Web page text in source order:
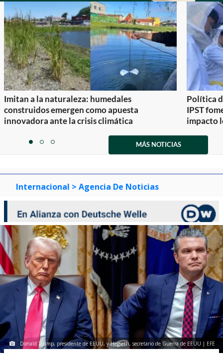
Imitan a la naturaleza: humedales
construidos emergen como apuesta
innovadora ante la crisis climática
Política
IPST
impacto
itemitemitem
MÁS NOTICIAS
Internacional > Agencia De Noticias
Donald Trump, presidente de EEUU, y Hegseth, secretario de Guerra de EEUU | EFE